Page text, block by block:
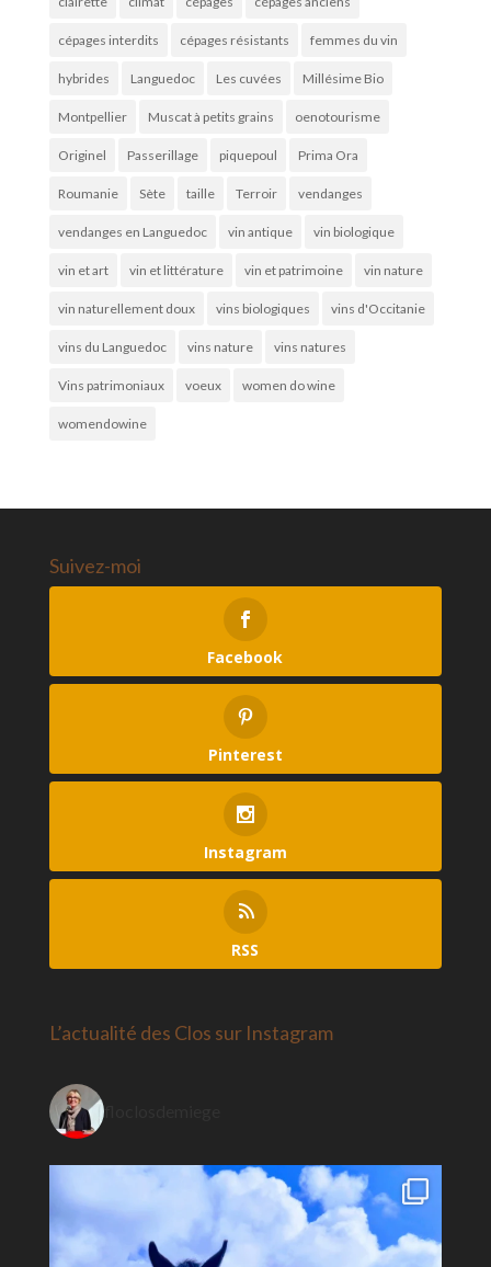
cépages interdits cépages résistants femmes du vin
hybrides Languedoc Les cuvées Millésime Bio
Montpellier Muscat à petits grains oenotourisme
Originel Passerillage piquepoul Prima Ora
Roumanie Sète taille Terroir vendanges
vendanges en Languedoc vin antique vin biologique
vin et art vin et littérature vin et patrimoine vin nature
vin naturellement doux vins biologiques vins d'Occitanie
vins du Languedoc vins nature vins natures
Vins patrimoniaux voeux women do wine
womendowine
Suivez-moi
Facebook
Pinterest
Instagram
RSS
L’actualité des Clos sur Instagram
floclosdemiege